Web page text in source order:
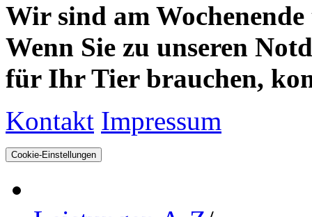
Wir sind am
Wenn Sie zu unseren
für Ihr Tier brauchen,
Kontakt Impressum
Cookie-Einstellungen